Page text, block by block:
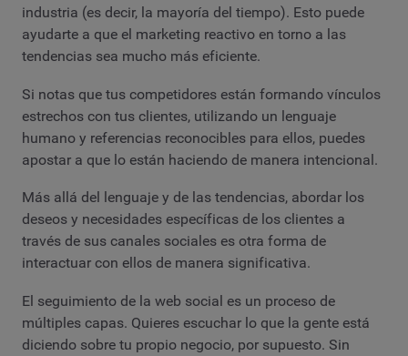
industria (es decir, la mayoría del tiempo). Esto puede
ayudarte a que el marketing reactivo en torno a las
tendencias sea mucho más eficiente.
Si notas que tus competidores están formando vínculos
estrechos con tus clientes, utilizando un lenguaje
humano y referencias reconocibles para ellos, puedes
apostar a que lo están haciendo de manera intencional.
Más allá del lenguaje y de las tendencias, abordar los
deseos y necesidades específicas de los clientes a
través de sus canales sociales es otra forma de
interactuar con ellos de manera significativa.
El seguimiento de la web social es un proceso de
múltiples capas. Quieres escuchar lo que la gente está
diciendo sobre tu propio negocio, por supuesto. Sin